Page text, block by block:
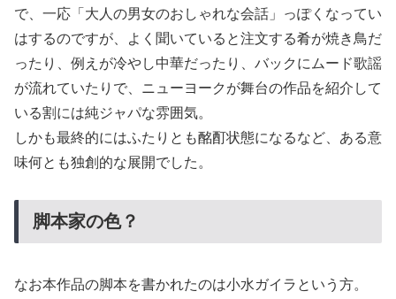
で、一応「大人の男女のおしゃれな会話」っぽくなってい
はするのですが、よく聞いていると注文する肴が焼き鳥だ
ったり、例えが冷やし中華だったり、バックにムード歌謡
が流れていたりで、ニューヨークが舞台の作品を紹介して
いる割には純ジャパな雰囲気。
しかも最終的にはふたりとも酩酊状態になるなど、ある意
味何とも独創的な展開でした。
脚本家の色？
なお本作品の脚本を書かれたのは小水ガイラという方。